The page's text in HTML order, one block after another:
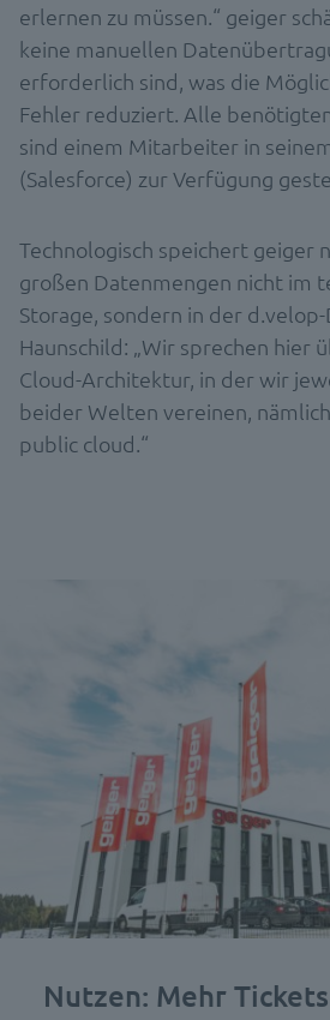
erlernen zu müssen.“ geiger
keine manuellen
erforderlich sind, was die
Fehler reduziert. Alle
sind einem Mitarbeiter in
(Salesforce) zur Verfügung
Technologisch speichert geiger
großen Datenmengen nicht im
Storage, sondern in der
Haunschild: „Wir sprechen hier
Cloud-Architektur, in der wir
beider Welten vereinen,
public cloud.“
Nutzen: Mehr